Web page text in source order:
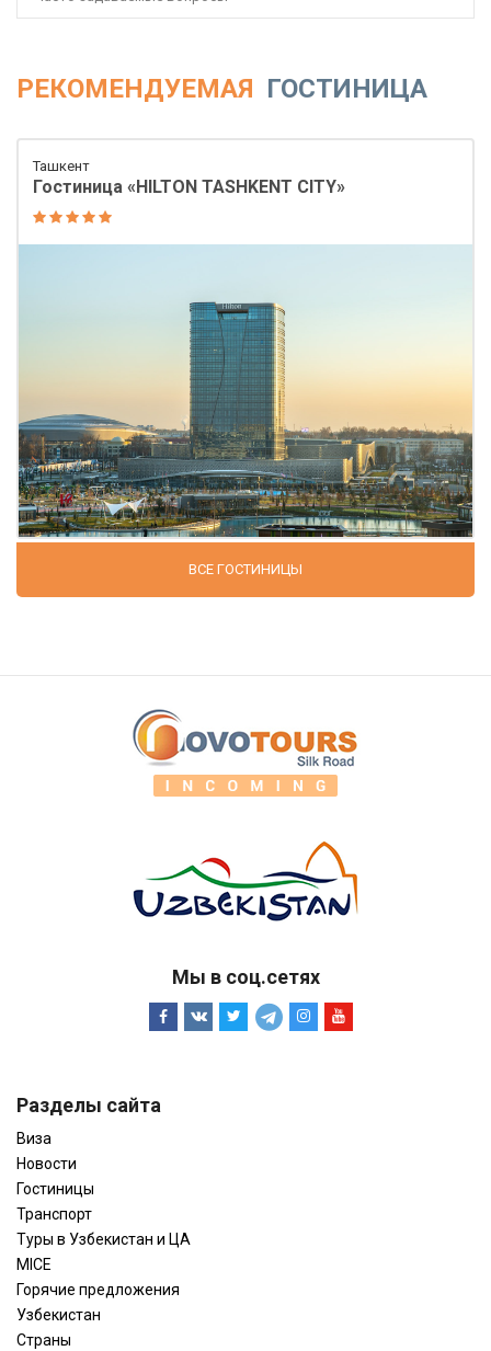
РЕКОМЕНДУЕМАЯ ГОСТИНИЦА
Ташкент
Гостиница «HILTON TASHKENT CITY»
ВСЕ ГОСТИНИЦЫ
Мы в соц.сетях
Разделы сайта
Виза
Новости
Гостиницы
Транспорт
Туры в Узбекистан и ЦА
MICE
Горячие предложения
Узбекистан
Страны